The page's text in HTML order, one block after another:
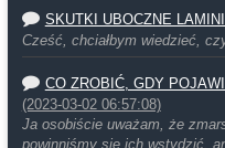
SKUTKI UBOCZNE
Cześć, chciałbym wiedzieć,
CO ZROBIĆ, GDY
(2023-03-02 06:57:08)
Ja osobiście uważam, że